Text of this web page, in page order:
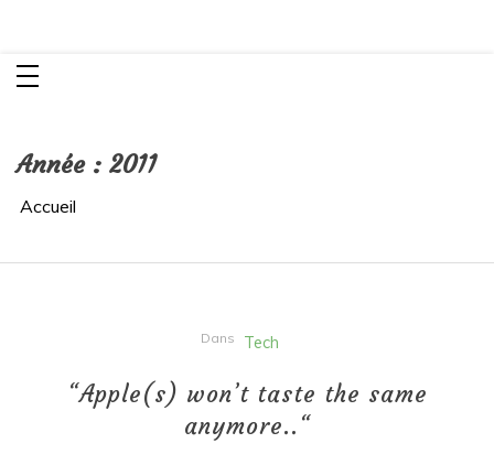
Année : 2011
Accueil
Dans Tech
“Apple(s) won’t taste the same
anymore..“